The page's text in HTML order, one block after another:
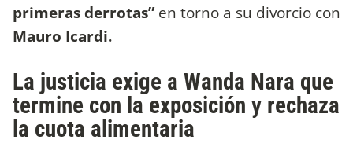
primeras derrotas”en torno a su divorcio con
Mauro Icardi.
La justicia exige a Wanda Nara que
termine con la exposición y rechaza
la cuota alimentaria